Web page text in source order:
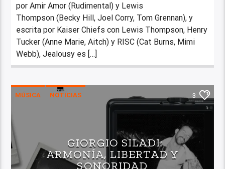
por Amir Amor (Rudimental) y Lewis
Thompson (Becky Hill, Joel Corry, Tom Grennan), y
escrita por Kaiser Chiefs con Lewis Thompson, Henry
Tucker (Anne Marie, Aitch) y RISC (Cat Burns, Mimi
Webb), Jealousy es […]
MÚSICA NOTICIAS 3
GIORGIO SILADI:
ARMONÍA, LIBERTAD Y
SONORIDAD